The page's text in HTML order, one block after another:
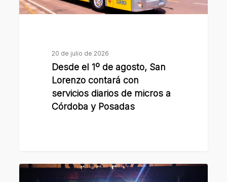
con
Córdoba
20 de julio de 2026
Desde el 1º de agosto, San
Lorenzo contará con
servicios diarios de micros a
Córdoba y Posadas
Vacaciones